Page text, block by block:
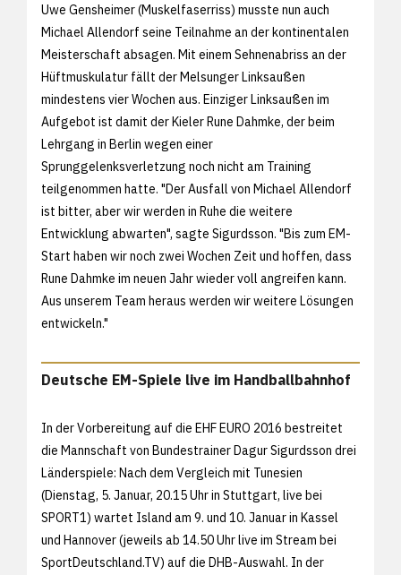
Uwe Gensheimer (Muskelfaserriss) musste nun auch
Michael Allendorf seine Teilnahme an der kontinentalen
Meisterschaft absagen. Mit einem Sehnenabriss an der
Hüftmuskulatur fällt der Melsunger Linksaußen
mindestens vier Wochen aus. Einziger Linksaußen im
Aufgebot ist damit der Kieler Rune Dahmke, der beim
Lehrgang in Berlin wegen einer
Sprunggelenksverletzung noch nicht am Training
teilgenommen hatte. "Der Ausfall von Michael Allendorf
ist bitter, aber wir werden in Ruhe die weitere
Entwicklung abwarten", sagte Sigurdsson. "Bis zum EM-
Start haben wir noch zwei Wochen Zeit und hoffen, dass
Rune Dahmke im neuen Jahr wieder voll angreifen kann.
Aus unserem Team heraus werden wir weitere Lösungen
entwickeln."
Deutsche EM-Spiele live im Handballbahnhof
In der Vorbereitung auf die EHF EURO 2016 bestreitet
die Mannschaft von Bundestrainer Dagur Sigurdsson drei
Länderspiele: Nach dem Vergleich mit Tunesien
(Dienstag, 5. Januar, 20.15 Uhr in Stuttgart, live bei
SPORT1) wartet Island am 9. und 10. Januar in Kassel
und Hannover (jeweils ab 14.50 Uhr live im Stream bei
SportDeutschland.TV) auf die DHB-Auswahl. In der